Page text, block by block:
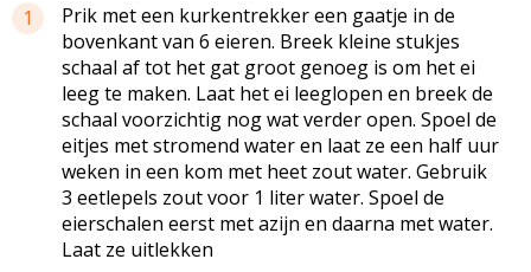
1
Prik met een kurkentrekker een gaatje in de
bovenkant van 6 eieren. Breek kleine stukjes
schaal af tot het gat groot genoeg is om het ei
leeg te maken. Laat het ei leeglopen en breek de
schaal voorzichtig nog wat verder open. Spoel de
eitjes met stromend water en laat ze een half uur
weken in een kom met heet zout water. Gebruik
3 eetlepels zout voor 1 liter water. Spoel de
eierschalen eerst met azijn en daarna met water.
Laat ze uitlekken